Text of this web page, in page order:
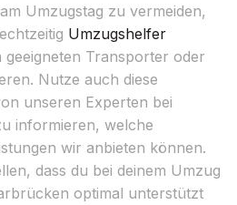
Umzugstag zu vermeiden,
Umzugshelfer
Transporter oder
Nutze auch diese
unseren Experten bei
informieren, welche
wir anbieten können.
dass du bei deinem Umzug
optimal unterstützt